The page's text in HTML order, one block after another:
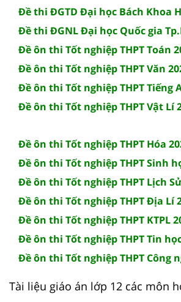
Đề thi ĐGTD Đại học Bách Khoa
Đề thi ĐGNL Đại học Quốc gia
Đề ôn thi Tốt nghiệp THPT Toán
Đề ôn thi Tốt nghiệp THPT Văn
Đề ôn thi Tốt nghiệp THPT Tiếng
Đề ôn thi Tốt nghiệp THPT Vật Lí
Đề ôn thi Tốt nghiệp THPT Hóa
Đề ôn thi Tốt nghiệp THPT Sinh
Đề ôn thi Tốt nghiệp THPT Lịch
Đề ôn thi Tốt nghiệp THPT Địa Lí
Đề ôn thi Tốt nghiệp THPT KTPL
Đề ôn thi Tốt nghiệp THPT Tin
Đề ôn thi Tốt nghiệp THPT Công
Tài liệu giáo án lớp 12 các môn